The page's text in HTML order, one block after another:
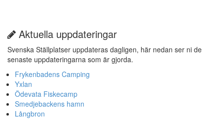
Aktuella uppdateringar
Svenska Ställplatser uppdateras dagligen, här nedan ser ni de
senaste uppdateringarna som är gjorda.
Frykenbadens Camping
Yxlan
Ödevata Fiskecamp
Smedjebackens hamn
Långbron